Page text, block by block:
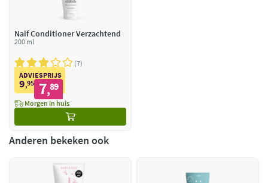
Naif Conditioner Verzachtend
200 ml
7
ADVIESPRIJS
9,95 7,89
Morgen in huis
Anderen bekeken ook